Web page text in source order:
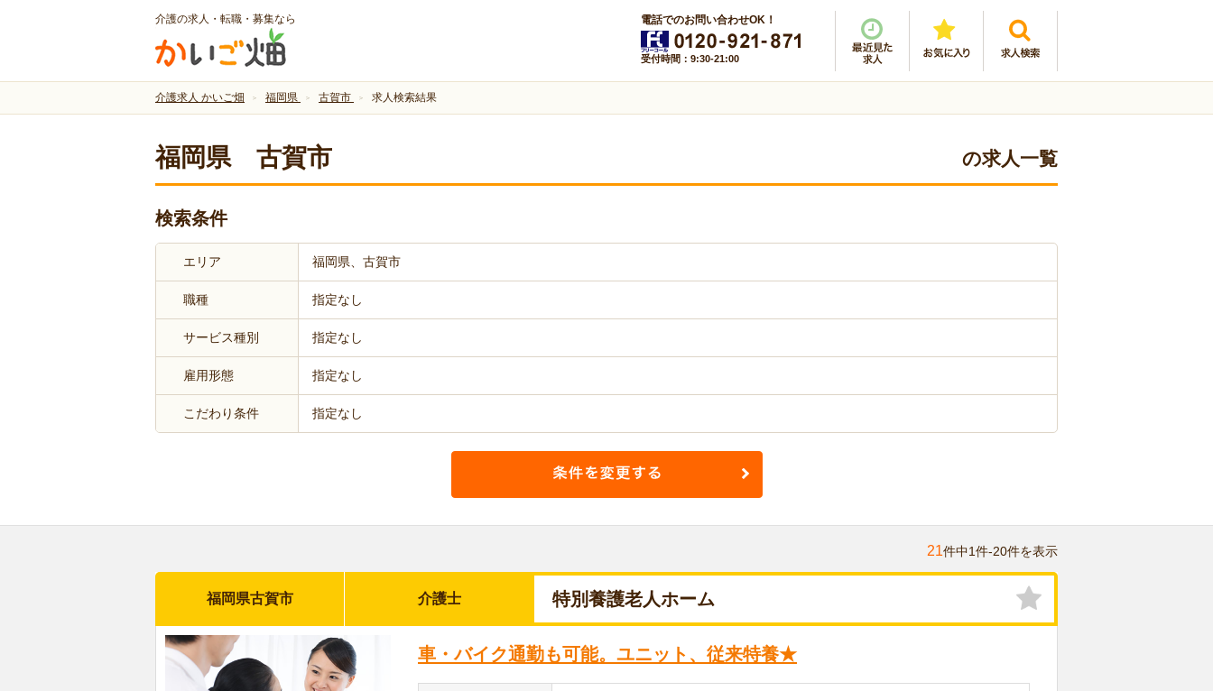
介護の求人・転職・募集なら 電話でのお問い合わせOK！
受付時間：9:30-21:00
介護求人 かいご畑 福岡県 古賀市 求人検索結果
福岡県 古賀市 の求人一覧
検索条件
エリア 福岡県、古賀市
職種 指定なし
サービス種別 指定なし
雇用形態 指定なし
こだわり条件 指定なし
21件中1件-20件を表示
福岡県古賀市 介護士 特別養護老人ホーム
車・バイク通勤も可能。ユニット、従来特養★